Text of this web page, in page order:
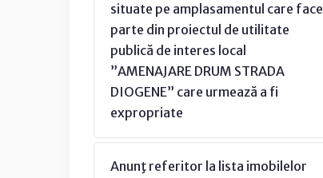
situate pe amplasamentul care face
parte din proiectul de utilitate
publică de interes local
”AMENAJARE DRUM STRADA
DIOGENE” care urmează a fi
expropriate
Anunţ referitor la lista imobilelor